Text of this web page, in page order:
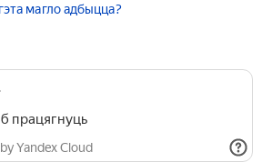
магло адбыцца?
працягнуць
Yandex Cloud